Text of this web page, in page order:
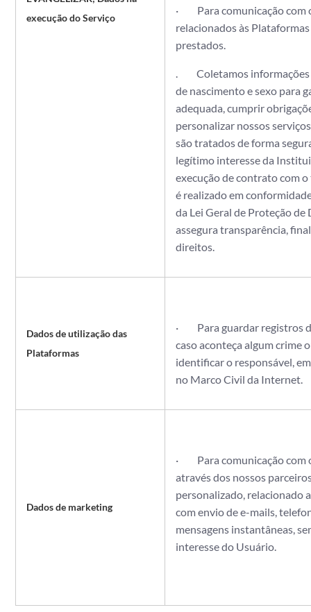
execução do Serviço
· Para comunicação com
relacionados às
prestados.
. Coletamos informações
de nascimento e sexo para
adequada, cumprir
personalizar nossos
são tratados de forma
legítimo interesse da
execução de contrato com
é realizado em
da Lei Geral de Proteção de
assegura transparência,
direitos.
Dados de utilização das
Plataformas
· Para guardar registros
caso aconteça algum crime
identificar o responsável,
no Marco Civil da Internet.
Dados de marketing
· Para comunicação com
através dos nossos
personalizado, relacionado
com envio de e-mails,
mensagens instantâneas,
interesse do Usuário.